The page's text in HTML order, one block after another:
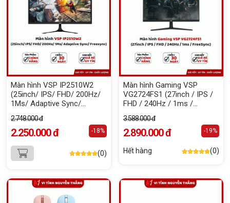
Màn hình VSP IP2510W2
(25inch/ IPS/ FHD/ 200Hz/
1Ms/ Adaptive Sync/
2.748.000 đ
2.250.000 đ -18%
(0)
Màn hình Gaming VSP
VG2724FS1 (27inch / IPS /
FHD / 240Hz / 1ms /
3.588.000 đ
2.890.000 đ -19%
Hết hàng (0)